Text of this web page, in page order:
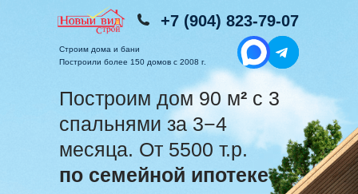
Построим дом 90 м² с 3
спальнями за 3−4
месяца. От 5500 т.р.
по семейной ипотеке
+7 (904) 823-79-07
Строим дома и бани
Построили более 150 домов с 2008 г.